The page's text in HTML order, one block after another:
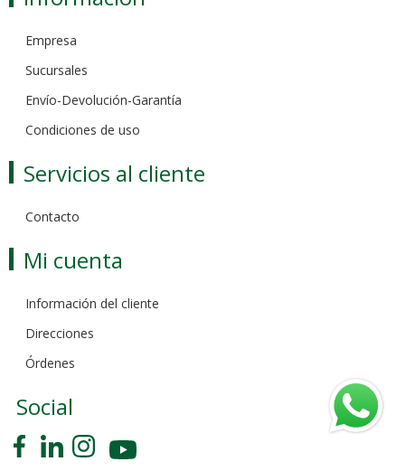
Empresa
Sucursales
Envío-Devolución-Garantía
Condiciones de uso
Servicios al cliente
Contacto
Mi cuenta
Información del cliente
Direcciones
Órdenes
Social